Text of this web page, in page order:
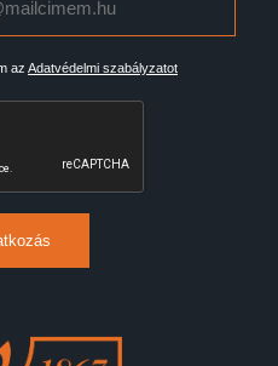
az Adatvédelmi szabályzatot